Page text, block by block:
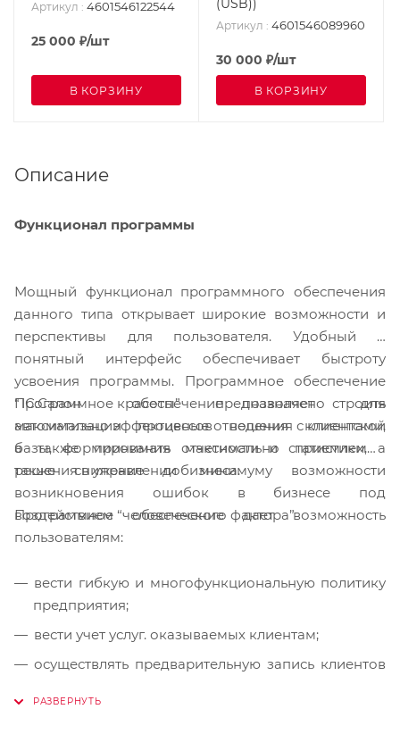
Артикул : 4601546122544
25 000 ₽/шт
В КОРЗИНУ
(USB))
Артикул : 4601546089960
30 000 ₽/шт
В КОРЗИНУ
Описание
Функционал программы
Мощный функционал программного обеспечения
данного типа открывает широкие возможности и
перспективы для пользователя. Удобный и
понятный интерфейс обеспечивает быстроту
усвоения программы. Программное обеспечение
“1С:Салон красоты” предназначено для
автоматизации процессов ведения клиентской
базы, формирования отчетности и статистики, а
также снижение до минимуму возможности
возникновения ошибок в бизнесе под
воздействием “человеческого фактора”
Программное обеспечение позволяет строить
максимально эффективные отношения с клиентами,
а также принимать максимально приемлемые
решения в управлении бизнеса.
Программное обеспечение дает возможность
пользователям:
вести гибкую и многофункциональную политику
предприятия;
вести учет услуг. оказываемых клиентам;
осуществлять предварительную запись клиентов